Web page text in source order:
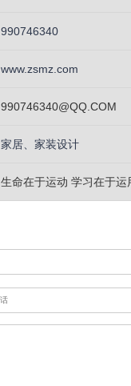
990746340
www.zsmz.com
990746340@QQ.COM
家居、家装设计
生命在于运动 学习在于运